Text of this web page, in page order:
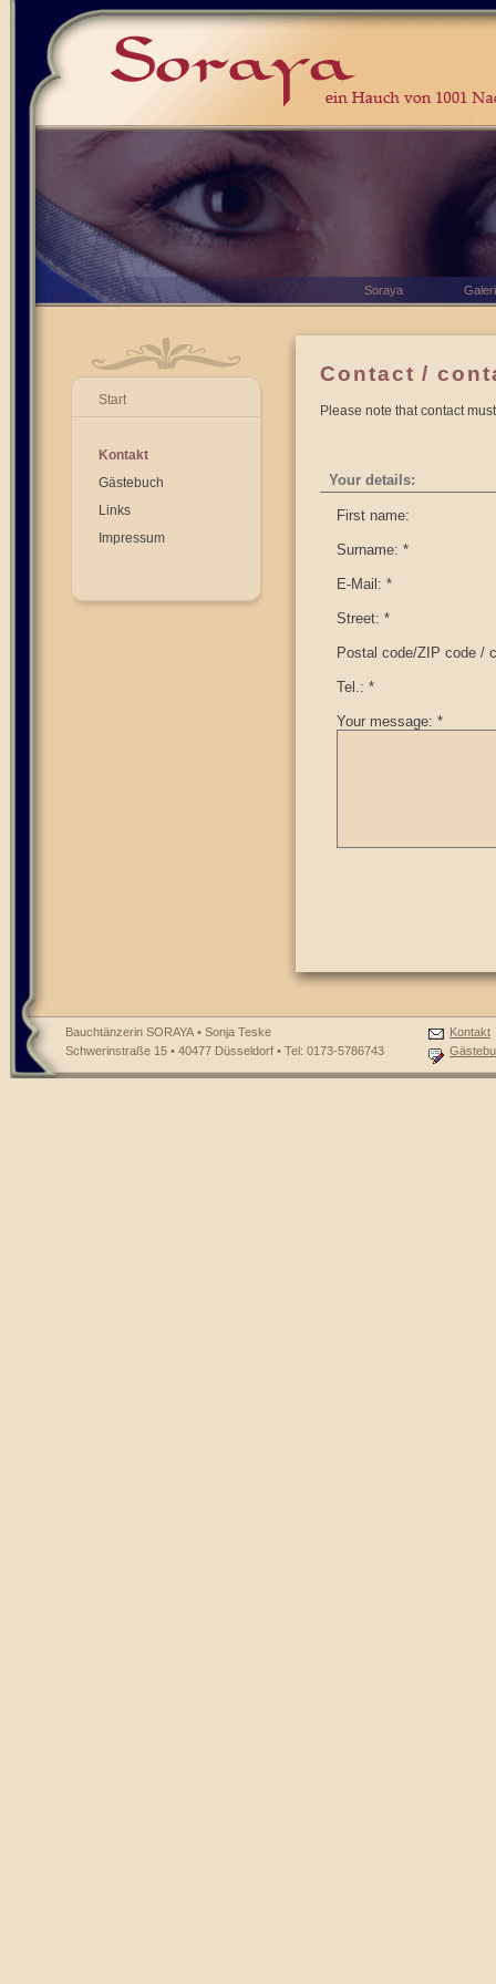
Start
Kontakt
Gästebuch
Links
Impressum
Contact /
Please note that contact
Your details:
First name:
Surname: *
E-Mail: *
Street: *
Postal code/ZIP code /
Tel.: *
Your message: *
Bauchtänzerin SORAYA • Sonja Teske
Schwerinstraße 15 • 40477 Düsseldorf • Tel: 0173-5786743
Kontakt
Soraya